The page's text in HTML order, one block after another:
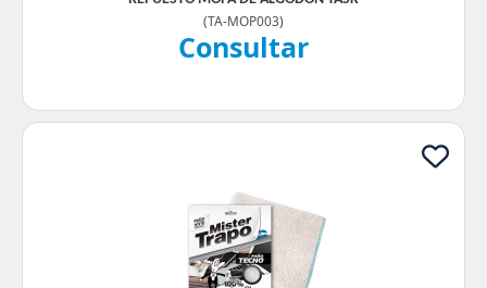
(TA-MOP003)
Consultar